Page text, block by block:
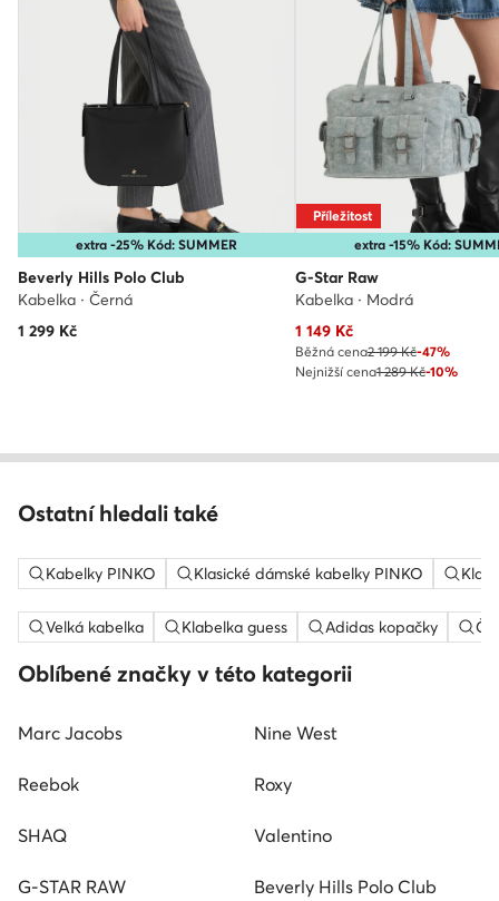
extra -25% Kód: SUMMER
Beverly Hills Polo Club
Kabelka · Černá
1 299 Kč
extra -15% Kód:
Příležitost
G-Star Raw
Kabelka · Modrá
Aktuální cena
1 149Kč
Běžná cena2 199 Kč-47%
Nejnižší cena1 289 Kč-10%
Ostatní hledali také
Kabelky PINKO Klasické dámské kabelky PINKO
Velká kabelka Klabelka guess Adidas kopačky
Oblíbené značky v této kategorii
Marc Jacobs Nine West
Reebok Roxy
SHAQ Valentino
G-STAR RAW Beverly Hills Polo Club